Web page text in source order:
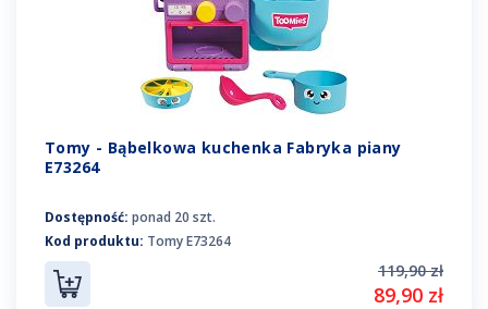
Tomy - Bąbelkowa kuchenka Fabryka piany
E73264
Dostępność: ponad 20 szt.
Kod produktu: Tomy E73264
119,90 zł
89,90 zł